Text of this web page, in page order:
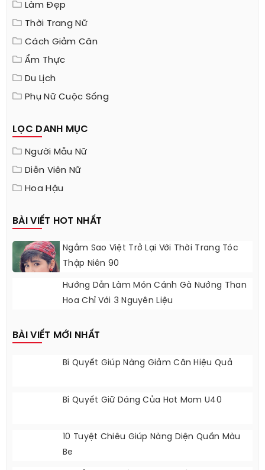
Làm Đẹp
Thời Trang Nữ
Cách Giảm Cân
Ẩm Thực
Du Lịch
Phụ Nữ Cuộc Sống
LỌC DANH MỤC
Người Mẫu Nữ
Diễn Viên Nữ
Hoa Hậu
BÀI VIẾT HOT NHẤT
Ngắm Sao Việt Trở Lại Với Thời Trang Tóc
Thập Niên 90
Hướng Dẫn Làm Món Cánh Gà Nướng Than
Hoa Chỉ Với 3 Nguyên Liệu
BÀI VIẾT MỚI NHẤT
Bí Quyết Giúp Nàng Giảm Cân Hiệu Quả
Bí Quyết Giữ Dáng Của Hot Mom U40
10 Tuyệt Chiêu Giúp Nàng Diện Quần Màu
Be